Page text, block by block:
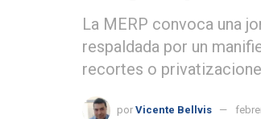
La MERP convoca una
respaldada por un
recortes o
por Vicente Bellvis